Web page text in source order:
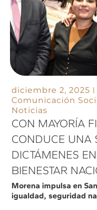
diciembre 2, 2025
Comunicación
Noticias
CON MAYORÍA
CONDUCE UNA
DICTÁMENES
BIENESTAR
Morena impulsa en
igualdad, seguridad